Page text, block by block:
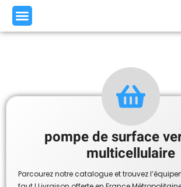
pompe de surface
multicellulaire
Parcourez notre catalogue et trouvez